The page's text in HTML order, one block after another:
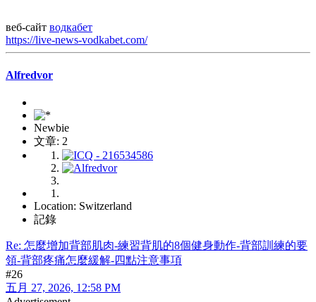
веб-сайт водкабет
https://live-news-vodkabet.com/
Alfredvor
Newbie
文章: 2
Location: Switzerland
記錄
Re: 怎麼增加背部肌肉-練習背肌的8個健身動作-背部訓練的要
領-背部疼痛怎麼緩解-四點注意事項
#26
五月 27, 2026, 12:58 PM